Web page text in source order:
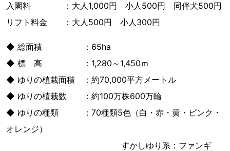
入園料 ：大人1,000円 小人500円 同伴犬500円
リフト料金 ：大人500円 小人300円
◆ 総面積 ：65ha
◆ 標 高 ：1,280～1,450ｍ
◆ ゆりの植栽面積 ：約70,000平方メートル
◆ ゆりの植栽数 ：約100万株600万輪
◆ ゆりの種類 ：70種類5色（白・赤・黄・ピンク・
オレンジ）
すかしゆり系：ファンギ